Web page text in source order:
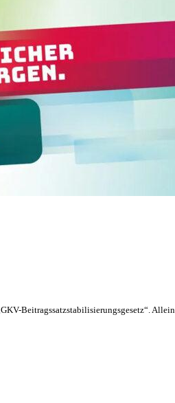
Beitragssatzstabilisierungsgesetz“.